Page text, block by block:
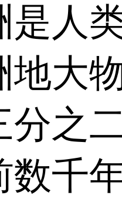
类
地大
分之
数千